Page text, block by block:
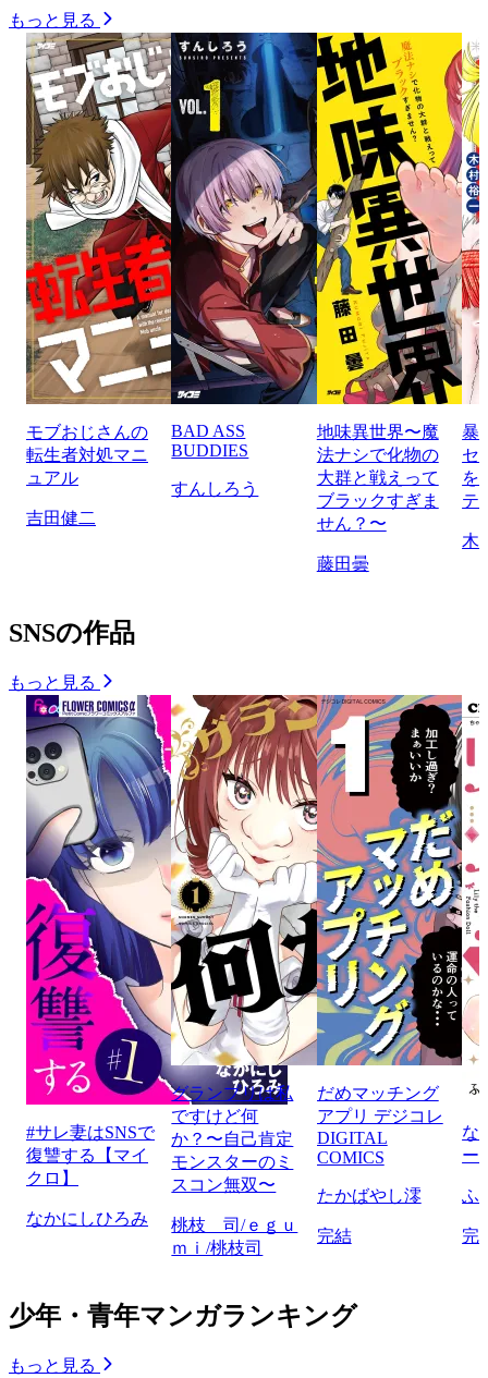
もっと見る
モブおじさんの
転生者対処マニ
ュアル
吉田健二
BAD ASS
BUDDIES
すんしろう
地味異世界〜魔
法ナシで化物の
大群と戦えって
ブラックすぎま
せん？〜
藤田曇
暴
セ
を
テ
木
SNSの作品
もっと見る
#サレ妻はSNSで
復讐する【マイ
クロ】
なかにしひろみ
グランプリは私
ですけど何
か？〜自己肯定
モンスターのミ
スコン無双〜
桃枝 司/ｅｇｕ
ｍｉ/桃枝司
だめマッチング
アプリ デジコレ
DIGITAL
COMICS
たかばやし澪
完結
な
ー
ふ
完
少年・青年マンガランキング
もっと見る